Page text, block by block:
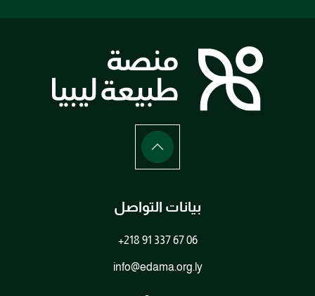
بيانات التواصل
+218 91 337 67 06
info@edama.org.ly